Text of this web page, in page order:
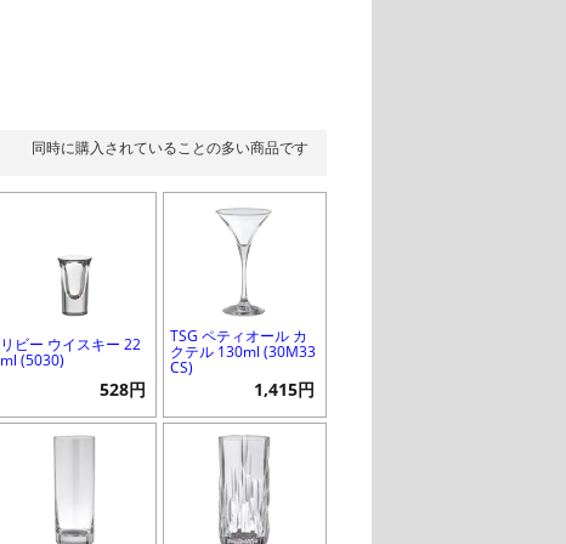
同時に購入されていることの多い商品です
リビー ウイスキー 22
ml (5030)
528円
TSG ペティオール カ
クテル 130ml (30M33
CS)
1,415円